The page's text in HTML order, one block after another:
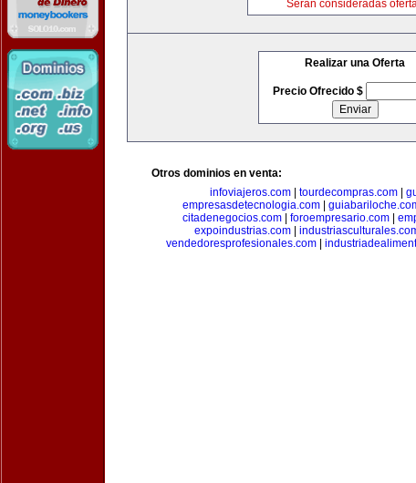
Serán consideradas
Realizar una Oferta
Precio Ofrecido $
Otros dominios en venta:
infoviajeros.com
tourdecompras.com
empresasdetecnologia.com
citadenegocios.com
foroempresario.com
expoindustrias.com
vendedoresprofesionales.com|